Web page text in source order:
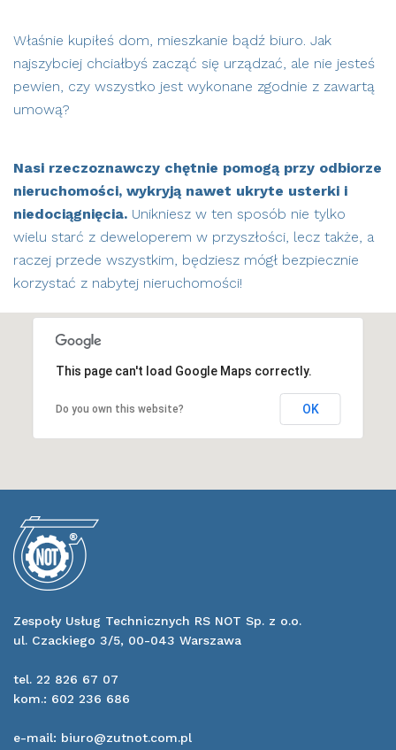
Właśnie kupiłeś dom, mieszkanie bądź biuro. Jak
najszybciej chciałbyś zacząć się urządzać, ale nie jesteś
pewien, czy wszystko jest wykonane zgodnie z zawartą
umową?
Nasi rzeczoznawczy chętnie pomogą przy odbiorze
nieruchomości, wykryją nawet ukryte usterki i
niedociągnięcia. Unikniesz w ten sposób nie tylko
wielu starć z deweloperem w przyszłości, lecz także, a
raczej przede wszystkim, będziesz mógł bezpiecznie
korzystać z nabytej nieruchomości!
This page can't load Google Maps correctly.
Do you own this website? OK
Zespoły Usług Technicznych RS NOT Sp. z o.o.
ul. Czackiego 3/5, 00-043 Warszawa
tel. 22 826 67 07
kom.: 602 236 686
e-mail: biuro@zutnot.com.pl